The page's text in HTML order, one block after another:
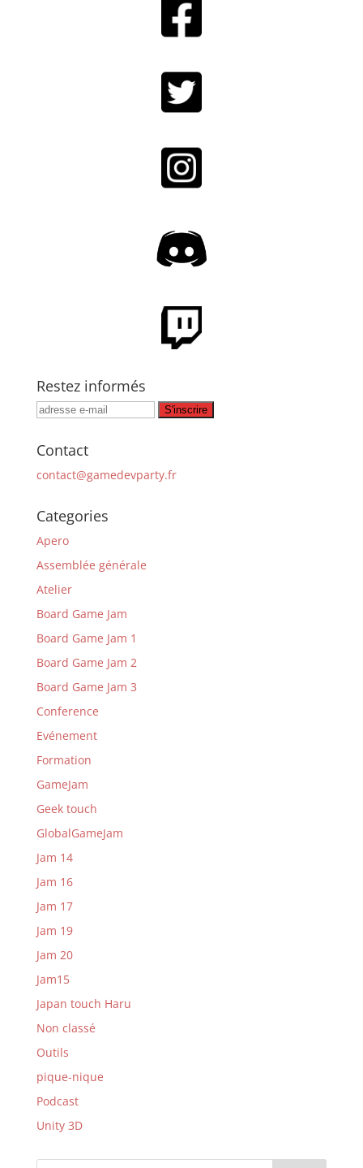
Restez informés
Contact
contact@gamedevparty.fr
Categories
Apero
Assemblée générale
Atelier
Board Game Jam
Board Game Jam 1
Board Game Jam 2
Board Game Jam 3
Conference
Evénement
Formation
GameJam
Geek touch
GlobalGameJam
Jam 14
Jam 16
Jam 17
Jam 19
Jam 20
Jam15
Japan touch Haru
Non classé
Outils
pique-nique
Podcast
Unity 3D